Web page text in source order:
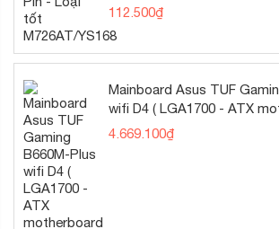
112.500₫
Mainboard Asus TUF
wifi D4 ( LGA1700 - ATX
DDR4 )
4.669.100₫